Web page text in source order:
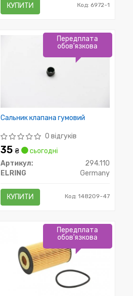
КУПИТИ Код: 6972-1
Сальник клапана гумовий
0 відгуків
35 ₴
сьогодні
Артикул:
294.110
ELRING
Germany
КУПИТИ Код: 148209-47
Передплата
обов'язкова
Передплата
обов'язкова